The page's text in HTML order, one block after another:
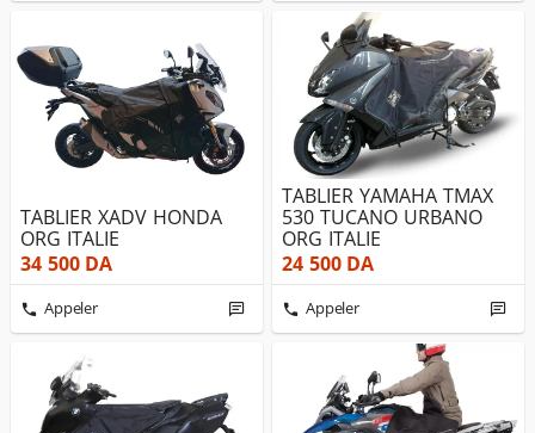
TABLIER XADV HONDA
ORG ITALIE
34 500DA
Appeler
TABLIER YAMAHA TMAX
530 TUCANO URBANO
ORG ITALIE
24 500DA
Appeler